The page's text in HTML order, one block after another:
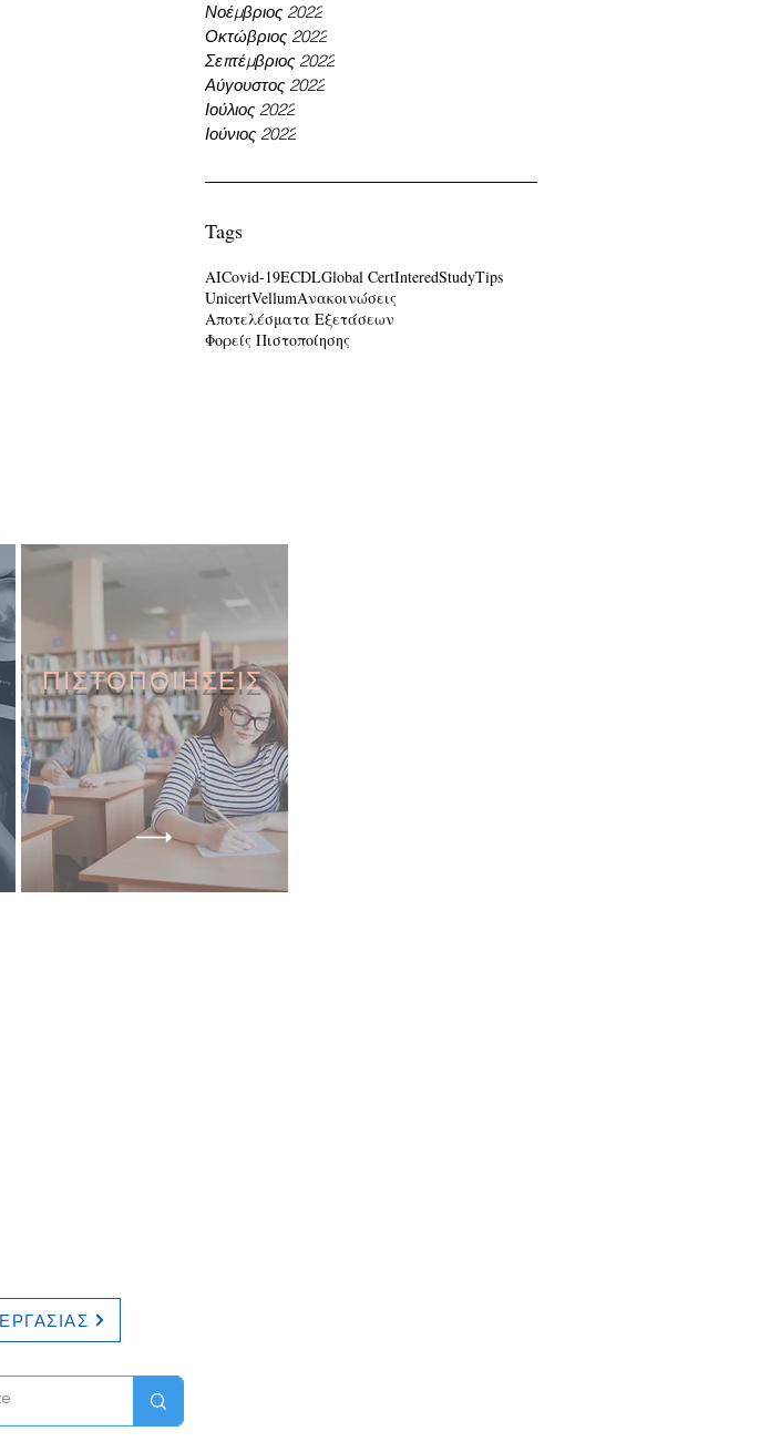
Νοέμβριος 2022
Οκτώβριος 2022
Σεπτέμβριος 2022
Αύγουστος 2022
Ιούλιος 2022
Ιούνιος 2022
Tags
AICovid-19ECDLGlobal CertInteredStudyTips
UnicertVellumΑνακοινώσεις
Αποτελέσματα Εξετάσεων
Φορείς Πιστοποίησης
ΠΙΣΤΟΠΟΙΗΣΕΙΣ